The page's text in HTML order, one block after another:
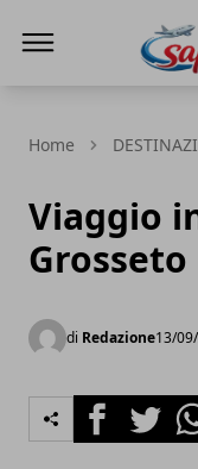
Home
Viaggio
Grosseto
di Redazione13/
FacebookTwitter